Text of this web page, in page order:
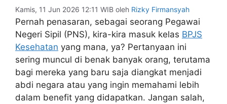
Kamis, 11 Jun 2026 12:11 WIB oleh Rizky Firmansyah
Pernah penasaran, sebagai seorang Pegawai
Negeri Sipil (PNS), kira-kira masuk kelas BPJS
Kesehatan yang mana, ya? Pertanyaan ini
sering muncul di benak banyak orang, terutama
bagi mereka yang baru saja diangkat menjadi
abdi negara atau yang ingin memahami lebih
dalam benefit yang didapatkan. Jangan salah,